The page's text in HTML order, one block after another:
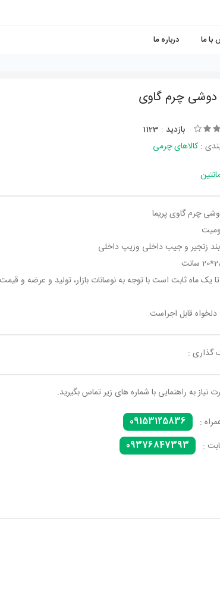
با ما
درباره ما
چرم گاوی
بازدید : 1123
: کالاهای چرمی
چرم گاوی پریما
زنجیر و جیب داخلی وزیپ داخلی
یک ماه ثابت است با توجه به نوسانات بازار، تولید و عرضه و
قابل اجراست.
گذاری :
نیاز به راهنمایی با شماره های زیر تماس بگیرید.
:
09153125836
:
09376847393